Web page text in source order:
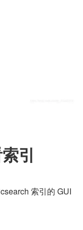
引
索引的 GUI